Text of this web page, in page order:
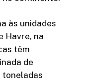
às unidades
Havre, na
têm
de
toneladas